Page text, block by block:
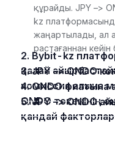
құрайды. JPY –>
kz
жаңартылады, ал
растағаннан кейін
2. Bybit-kz платформасында JPY –> ONDO
қалай
3. JPY –> ONDO конвертациясы үшін
комиссия алына
4. ONDO фиатына айырбастауға болатын
ONDO токенінің
5. JPY –> ONDO айырбастау бағамына
қандай